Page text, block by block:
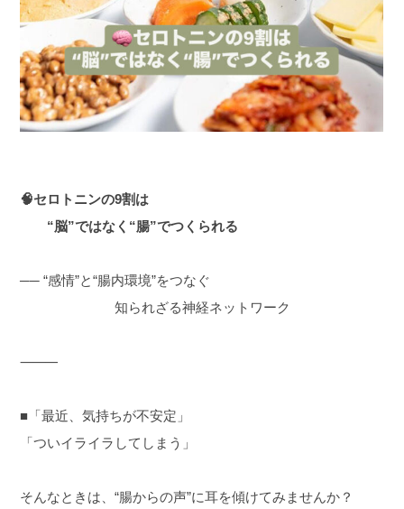
🧠セロトニンの9割は
“脳”ではなく“腸”でつくられる
── “感情”と“腸内環境”をつなぐ
知られざる神経ネットワーク
⸻
■「最近、気持ちが不安定」
「ついイライラしてしまう」
そんなときは、“腸からの声”に耳を傾けてみませんか？